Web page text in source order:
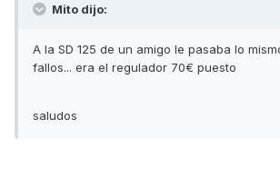
Mito dijo:
A la SD 125 de un amigo le pasaba lo
fallos... era el regulador 70€ puesto
saludos